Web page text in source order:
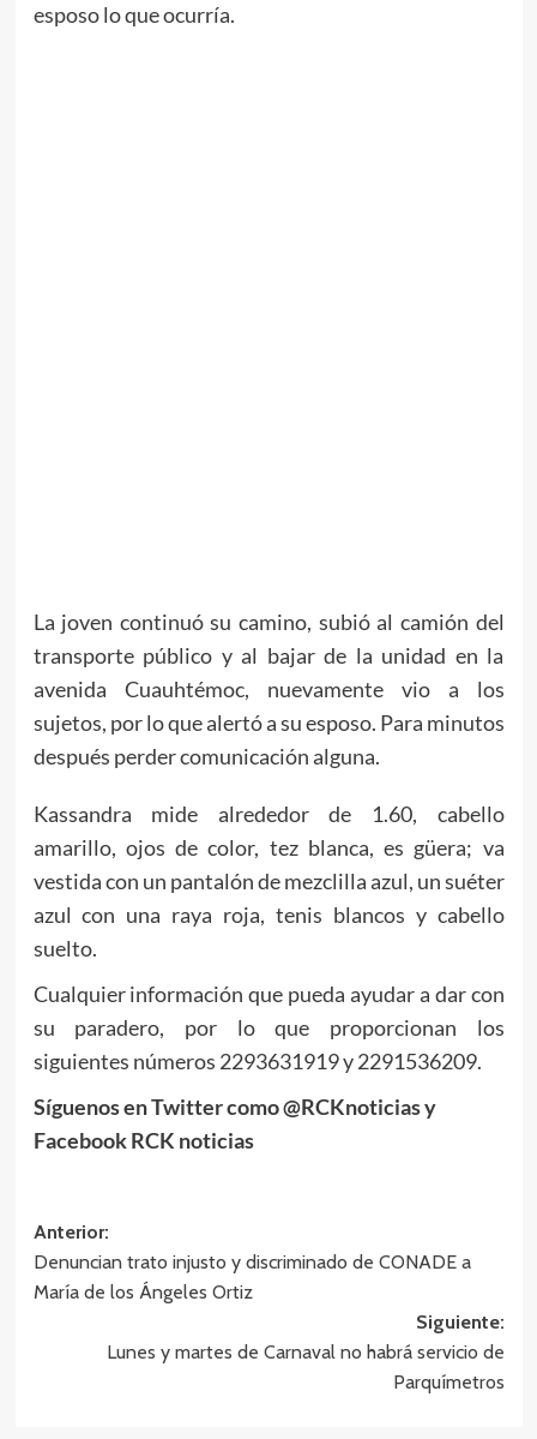
esposo lo que ocurría.
La joven continuó su camino, subió al camión del
transporte público y al bajar de la unidad en la
avenida Cuauhtémoc, nuevamente vio a los
sujetos, por lo que alertó a su esposo. Para minutos
después perder comunicación alguna.
Kassandra mide alrededor de 1.60, cabello
amarillo, ojos de color, tez blanca, es güera; va
vestida con un pantalón de mezclilla azul, un suéter
azul con una raya roja, tenis blancos y cabello
suelto.
Cualquier información que pueda ayudar a dar con
su paradero, por lo que proporcionan los
siguientes números 2293631919 y 2291536209.
Síguenos en Twitter como @RCKnoticias y
Facebook RCK noticias
Navegación
de
entradas
Anterior:
Denuncian trato injusto y discriminado de CONADE a
María de los Ángeles Ortiz
Siguiente:
Lunes y martes de Carnaval no habrá servicio de
Parquímetros